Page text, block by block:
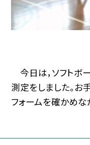
今日は，ソフトボ
測定をしました。
フォームを確かめな